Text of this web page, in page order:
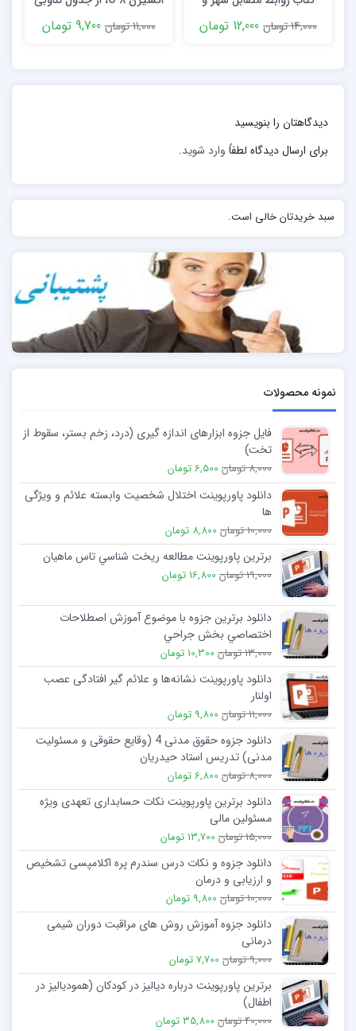
جامعه آماره نامیده می شود. برای مثال میانگین جامعه یا µ
دسترس نیست به همین خاطر از میانگین نمونه یا که آماره
شود.
روستا با تاکید بر ایران14,000 تومان 12,000 تومان
11,000 تومان
9,700 تومان
دیدگاهتان را بنویسید
برای ارسال دیدگاه لطفاً وارد شوید.
سبد خریدتان خالی است.
نمونه محصولات
فایل جزوه ابزارهای اندازه گیری (درد، زخم بستر، سقوط از
تخت)
8,000 تومان 6,500 تومان
دانلود پاورپوینت اختلال شخصیت وابسته علائم و ویژگی
ها
10,000 تومان 8,800 تومان
برترین پاورپوینت مطالعه ريخت شناسي تاس ماهيان
19,000 تومان 16,800 تومان
دانلود برترین جزوه با موضوع آموزش اصطلاحات
اختصاصي بخش جراحي
13,000 تومان 10,300 تومان
دانلود پاورپوینت نشانه‌ها و علائم گیر افتادگی عصب
اولنار
11,000 تومان 9,800 تومان
دانلود جزوه حقوق مدنی 4 (وقایع حقوقی و مسئولیت
مدنی) تدریس استاد حیدریان
8,000 تومان 6,800 تومان
دانلود برترین پاورپوینت نکات حسابداری تعهدی ویژه
مسئولین مالی
15,000 تومان 13,700 تومان
دانلود جزوه و نکات درس سندرم پره اکلامپسی تشخیص
و ارزیابی و درمان
10,000 تومان 9,800 تومان
دانلود جزوه آموزش روش های مراقبت دوران شیمی
درمانی
9,000 تومان 7,700 تومان
برترین پاورپوینت درباره دیالیز در کودکان (همودیالیز در
اطفال)
40,000 تومان 35,800 تومان